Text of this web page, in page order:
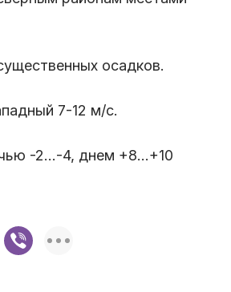
осадков.
7-12 м/с.
-2...-4, днем +8...+10